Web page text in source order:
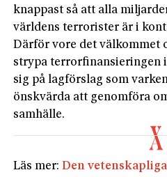
knappast så att alla
världens terrorister är i
Därför vore det välkommet
strypa terrorfinansieringen
sig på lagförslag som
önskvärda att genomföra
samhälle.
Läs mer:Den